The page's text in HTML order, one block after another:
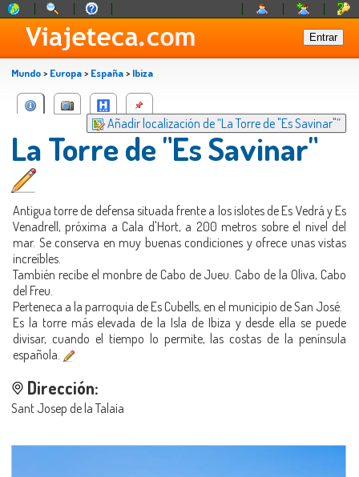
Mundo> Europa> España> Ibiza
Añadir localización de “La Torre de "Es Savinar"”
La Torre de "Es Savinar"
Antigua torre de defensa situada frente a los islotes de Es Vedrá y Es
Venadrell, próxima a Cala d'Hort, a 200 metros sobre el nivel del
mar. Se conserva en muy buenas condiciones y ofrece unas vistas
increíbles.
También recibe el monbre de Cabo de Jueu. Cabo de la Oliva, Cabo
del Freu.
Perteneca a la parroquia de Es Cubells, en el municipio de San José.
Es la torre más elevada de la Isla de Ibiza y desde ella se puede
divisar, cuando el tiempo lo permite, las costas de la península
española.
Dirección:
Sant Josep de la Talaia